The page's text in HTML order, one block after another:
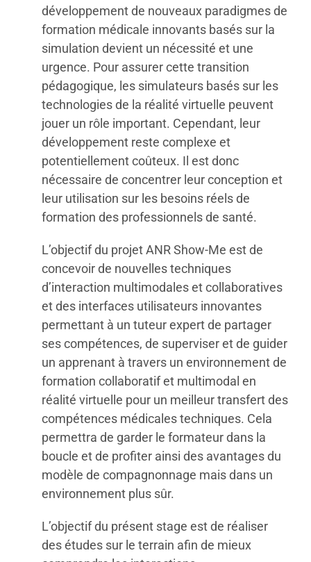
développement de nouveaux paradigmes de
formation médicale innovants basés sur la
simulation devient un nécessité et une
urgence. Pour assurer cette transition
pédagogique, les simulateurs basés sur les
technologies de la réalité virtuelle peuvent
jouer un rôle important. Cependant, leur
développement reste complexe et
potentiellement coûteux. Il est donc
nécessaire de concentrer leur conception et
leur utilisation sur les besoins réels de
formation des professionnels de santé.
L’objectif du projet ANR Show-Me est de
concevoir de nouvelles techniques
d’interaction multimodales et collaboratives
et des interfaces utilisateurs innovantes
permettant à un tuteur expert de partager
ses compétences, de superviser et de guider
un apprenant à travers un environnement de
formation collaboratif et multimodal en
réalité virtuelle pour un meilleur transfert des
compétences médicales techniques. Cela
permettra de garder le formateur dans la
boucle et de profiter ainsi des avantages du
modèle de compagnonnage mais dans un
environnement plus sûr.
L’objectif du présent stage est de réaliser
des études sur le terrain afin de mieux